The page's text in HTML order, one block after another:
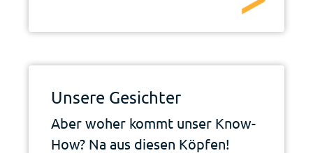
Unsere Gesichter
Aber woher kommt unser Know-
How? Na aus diesen Köpfen!